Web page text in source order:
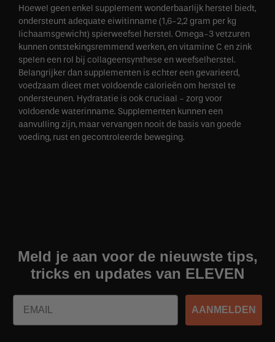
Hoewel geen enkel supplement wonderbaarlijk herstel biedt,
ondersteunt adequate eiwitinname (1,6-2,2 gram per kg
lichaamsgewicht) spierweefsel herstel. Omega-3 vetzuren
kunnen ontstekingsremmend werken, en vitamine C en zink
spelen een rol bij collageensynthese en weefselherstel.
Belangrijker dan supplementen is echter een gevarieerd,
voedzaam dieet met voldoende calorieën om herstel te
ondersteunen. Hydratatie is ook cruciaal - zorg voor
voldoende waterinname. Supplementen kunnen een
aanvulling zijn, maar vervangen nooit de basis van goede
voeding, rust en gecontroleerde beweging.
Meld je aan voor de nieuwste tips,
tricks en updates van ELEVEN
Email
AANMELDEN